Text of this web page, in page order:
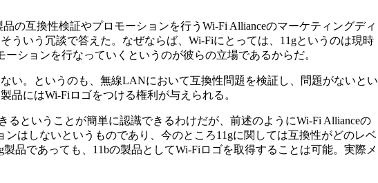
の互換性検証やプロモーションを行うWi-Fi Allianceのマーケティングディ
ういう冗談で答えた。なぜならば、Wi-Fiにとっては、11gというのは現時
ションを行なっていくというのが彼らの立場であるからだ。
い。というのも、無線LANにおいて互換性問題を検証し、問題がないとい
品にはWi-Fiロゴをつける権利が与えられる。
ということが簡単に認識できるわけだが、前述のようにWi-Fi Allianceの
はしないというものであり、今のところ11gに関しては互換性がどのレベ
品であっても、11bの製品としてWi-Fiロゴを取得することは可能。実際メ